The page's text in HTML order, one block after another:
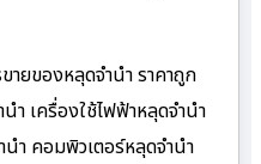
ายของหลุดจำนำ ราคาถูก
เครื่องใช้ไฟฟ้าหลุดจำนำ
ำ คอมพิวเตอร์หลุดจำนำ